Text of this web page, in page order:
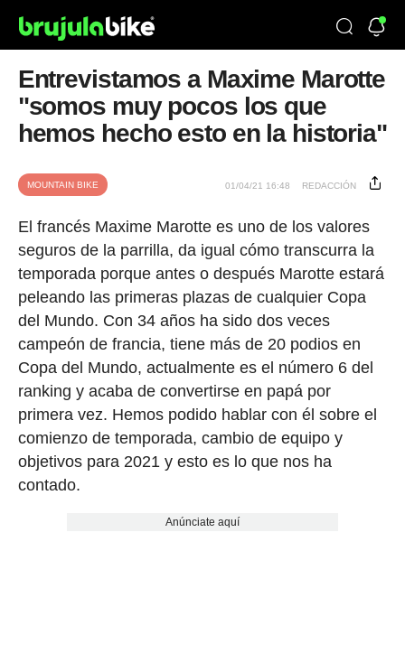
Entrevistamos a Maxime Marotte
"somos muy pocos los que
hemos hecho esto en la historia"
MOUNTAIN BIKE 01/04/21 16:48 REDACCIÓN
El francés Maxime Marotte es uno de los valores
seguros de la parrilla, da igual cómo transcurra la
temporada porque antes o después Marotte estará
peleando las primeras plazas de cualquier Copa
del Mundo. Con 34 años ha sido dos veces
campeón de francia, tiene más de 20 podios en
Copa del Mundo, actualmente es el número 6 del
ranking y acaba de convertirse en papá por
primera vez. Hemos podido hablar con él sobre el
comienzo de temporada, cambio de equipo y
objetivos para 2021 y esto es lo que nos ha
contado.
Anúnciate aquí